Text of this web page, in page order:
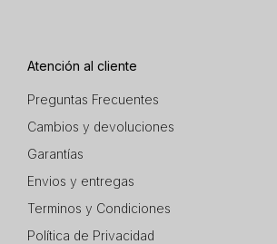
Atención al cliente
Preguntas Frecuentes
Cambios y devoluciones
Garantías
Envios y entregas
Terminos y Condiciones
Política de Privacidad